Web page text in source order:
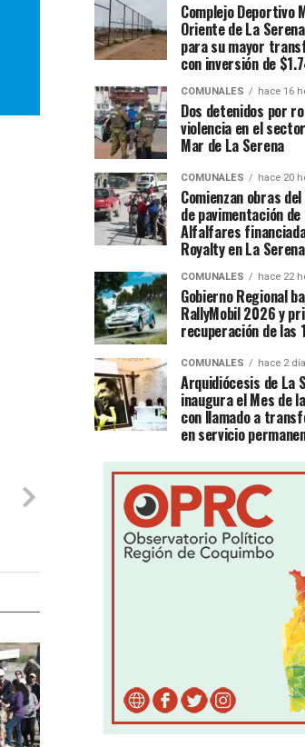
Complejo Deportivo
Oriente de La
para su mayor
con inversión de
COMUNALES hace 16
Dos detenidos por
violencia en el
Mar de La Serena
COMUNALES hace 20
Comienzan obras
de pavimentación
Alfalfares
Royalty en La Serena
COMUNALES hace 22
Gobierno Regional
RallyMobil 2026 y
recuperación de las
COMUNALES hace 2
Arquidiócesis de La
inaugura el Mes de
con llamado a
en servicio